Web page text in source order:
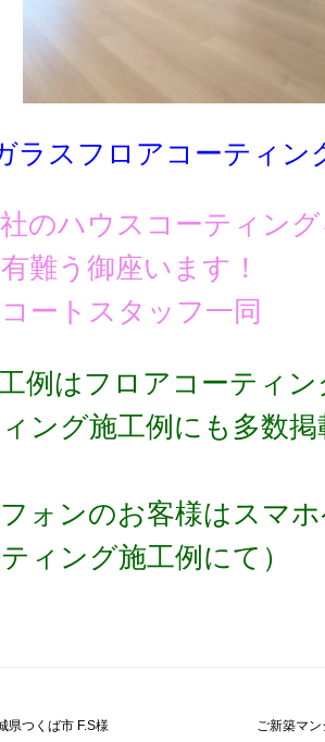
ラスフロアコーティン
のハウスコーティン
難う御座います！
ートスタッフ一同
例はフロアコーティ
ング施工例にも多数
フォンのお客様はスマ
ィング施工例にて ）
県つくば市 F.S様 ご新築マ